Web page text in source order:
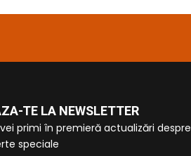
TE LA NEWSLETTER
primi în premieră actualizări despre
speciale